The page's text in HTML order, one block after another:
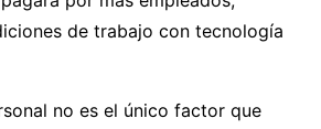
de trabajo con tecnología
no es el único factor que